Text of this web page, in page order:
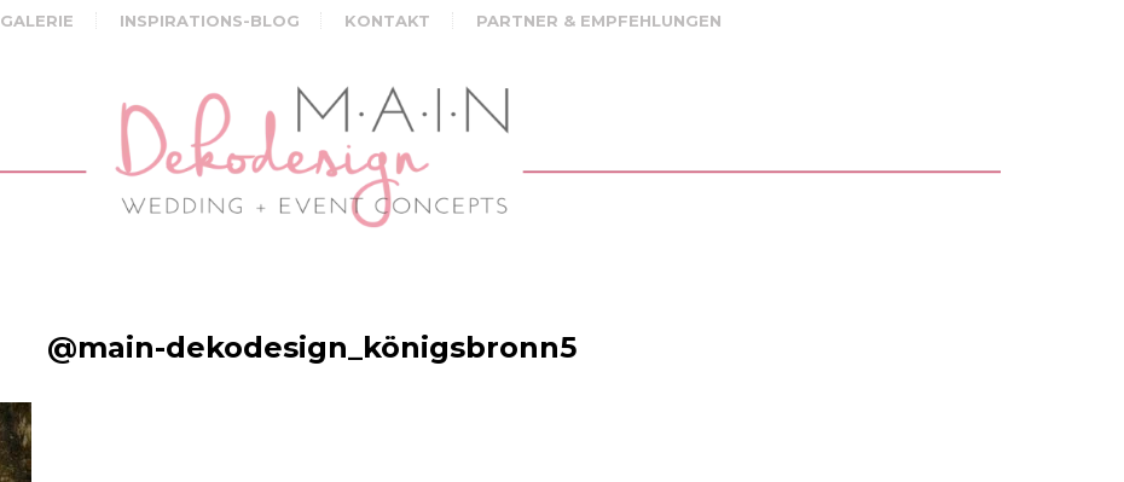
GALERIE INSPIRATIONS-BLOG KONTAKT PARTNER & EMPFEHLUNGEN
@main-dekodesign_königsbronn5